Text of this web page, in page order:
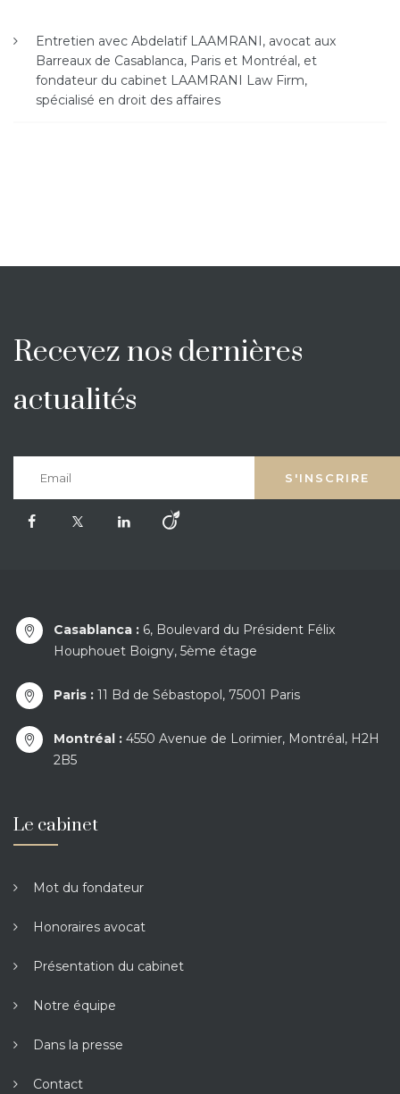
Entretien avec Abdelatif LAAMRANI, avocat aux
Barreaux de Casablanca, Paris et Montréal, et
fondateur du cabinet LAAMRANI Law Firm,
spécialisé en droit des affaires
Recevez nos dernières
actualités
Casablanca : 6, Boulevard du Président Félix
Houphouet Boigny, 5ème étage
Paris : 11 Bd de Sébastopol, 75001 Paris
Montréal : 4550 Avenue de Lorimier, Montréal, H2H
2B5
Le cabinet
Mot du fondateur
Honoraires avocat
Présentation du cabinet
Notre équipe
Dans la presse
Contact